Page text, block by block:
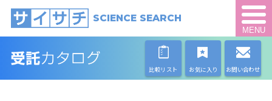
SCIENCE SEARCH
MENU
比較リスト お気に入り お問い合わせ